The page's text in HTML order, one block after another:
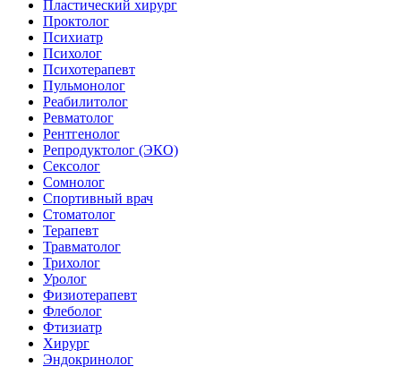
Пластический хирург
Проктолог
Психиатр
Психолог
Психотерапевт
Пульмонолог
Реабилитолог
Ревматолог
Рентгенолог
Репродуктолог (ЭКО)
Сексолог
Сомнолог
Спортивный врач
Стоматолог
Терапевт
Травматолог
Трихолог
Уролог
Физиотерапевт
Флеболог
Фтизиатр
Хирург
Эндокринолог